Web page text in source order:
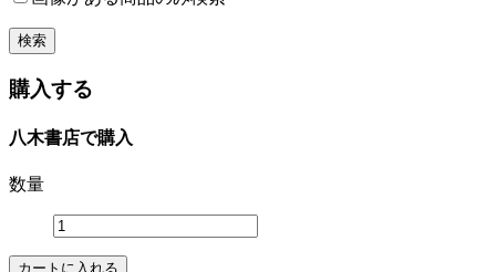
購入する
八木書店で購入
数量